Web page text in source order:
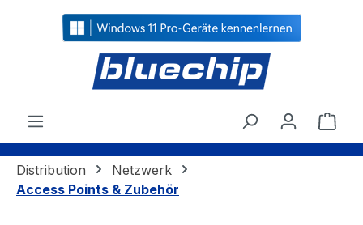
springen
Distribution
Netzwerk
Access Points & Zubehör